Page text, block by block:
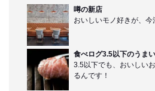
噂の新店
おいしいモノ好きが、今
食べログ3.5以下のうま
3.5以下でも、おいしい
るんです！